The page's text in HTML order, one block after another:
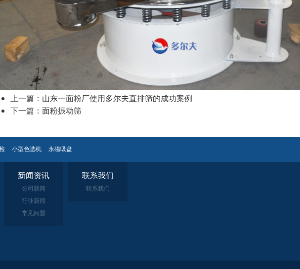
上一篇： 山东一面粉厂使用多尔夫直排筛的成功案例
下一篇： 面粉振动筛
小型色选机 永磁吸盘
新闻资讯
公司新闻
行业新闻
常见问题
联系我们
联系我们